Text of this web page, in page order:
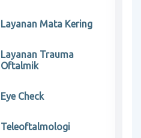
Layanan Mata Kering
Layanan Trauma
Oftalmik
Eye Check
Teleoftalmologi